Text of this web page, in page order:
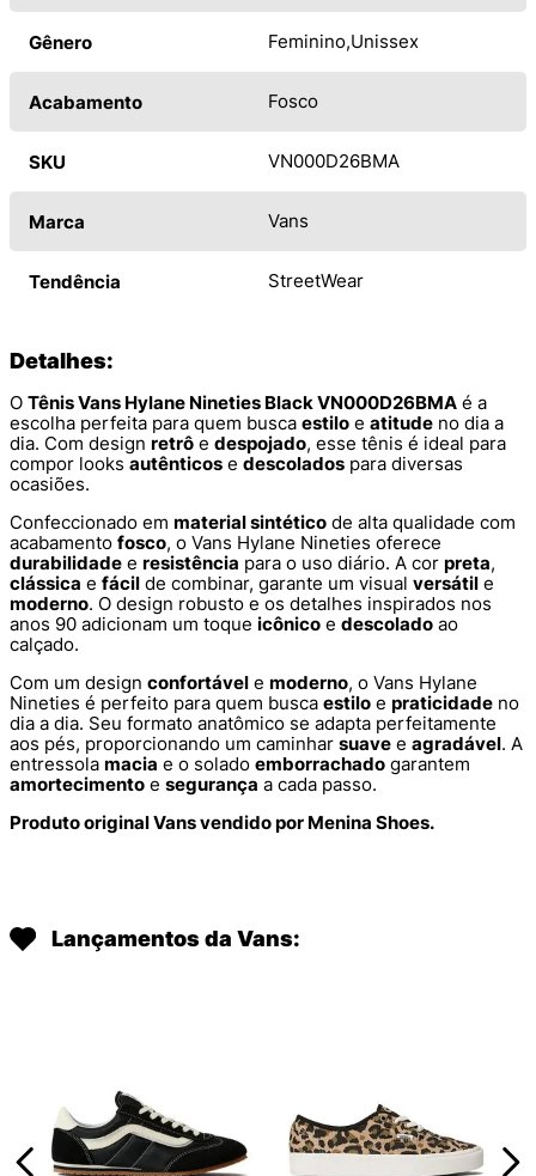
Gênero Feminino Unissex
Acabamento Fosco
SKU VN000D26BMA
Marca Vans
Tendência StreetWear
Detalhes:
O Tênis Vans Hylane Nineties Black VN000D26BMA é a
escolha perfeita para quem busca estilo e atitude no dia a
dia. Com design retrô e despojado, esse tênis é ideal para
compor looks autênticos e descolados para diversas
ocasiões.
Confeccionado em material sintético de alta qualidade com
acabamento fosco, o Vans Hylane Nineties oferece
durabilidade e resistência para o uso diário. A cor preta,
clássica e fácil de combinar, garante um visual versátil e
moderno. O design robusto e os detalhes inspirados nos
anos 90 adicionam um toque icônico e descolado ao
calçado.
Com um design confortável e moderno, o Vans Hylane
Nineties é perfeito para quem busca estilo e praticidade no
dia a dia. Seu formato anatômico se adapta perfeitamente
aos pés, proporcionando um caminhar suave e agradável. A
entressola macia e o solado emborrachado garantem
amortecimento e segurança a cada passo.
Produto original Vans vendido por Menina Shoes.
Lançamentos da Vans: